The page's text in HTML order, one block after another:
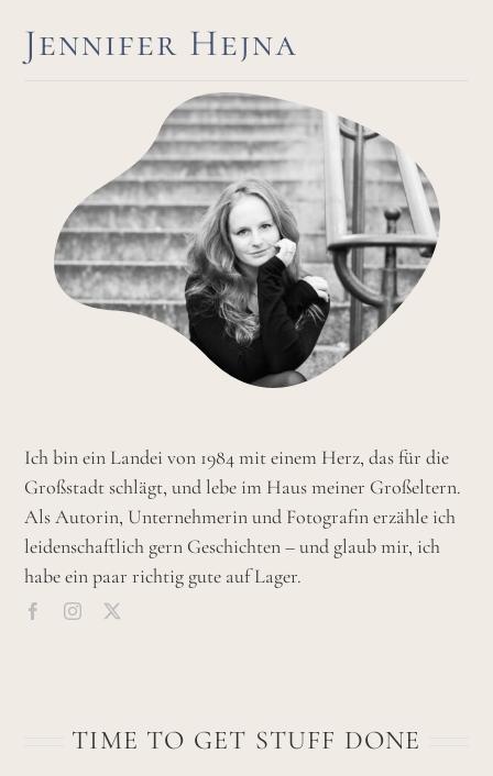
Jennifer Hejna
Ich bin ein Landei von 1984 mit einem Herz, das für die
Großstadt schlägt, und lebe im Haus meiner Großeltern.
Als Autorin, Unternehmerin und Fotografin erzähle ich
leidenschaftlich gern Geschichten – und glaub mir, ich
habe ein paar richtig gute auf Lager.
TIME TO GET STUFF DONE